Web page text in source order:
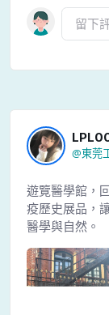
@東莞
遊覽醫學館，
疫歷史展品，
醫學與自然。